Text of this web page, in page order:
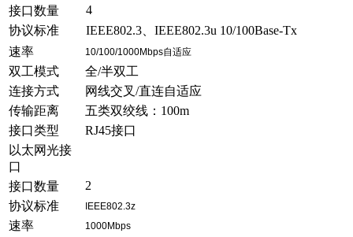
接口数量
4
协议标准
IEEE802.3、IEEE802.3u 10/100Base-Tx
速率
10/100/1000Mbps自适应
双工模式
全/半双工
连接方式
网线交叉/直连自适应
传输距离
五类双绞线：100m
接口类型
RJ45接口
以太网光接
口
接口数量
2
协议标准
IEEE802.3z
速率 1000Mbps